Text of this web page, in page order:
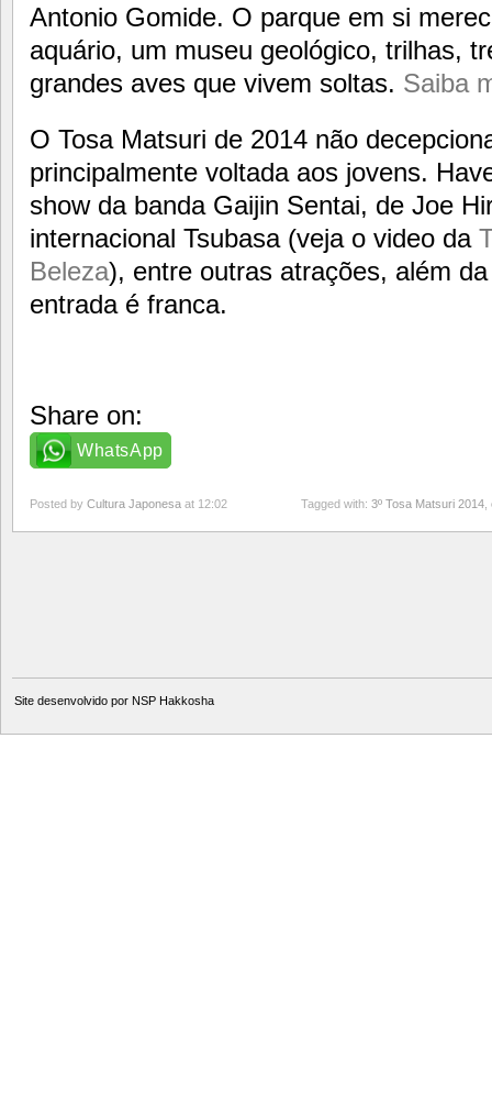
Antonio Gomide. O parque em si
aquário, um museu geológico, trilhas,
grandes aves que vivem soltas. Saiba
O Tosa Matsuri de 2014 não
principalmente voltada aos jovens.
show da banda Gaijin Sentai, de Joe
internacional Tsubasa (veja o video da
Beleza), entre outras atrações, além
entrada é franca.
Share on:
WhatsApp
Posted by Cultura Japonesa at 12:02 Tagged with: 3º Tosa Matsuri 2014
Site desenvolvido por NSP Hakkosha